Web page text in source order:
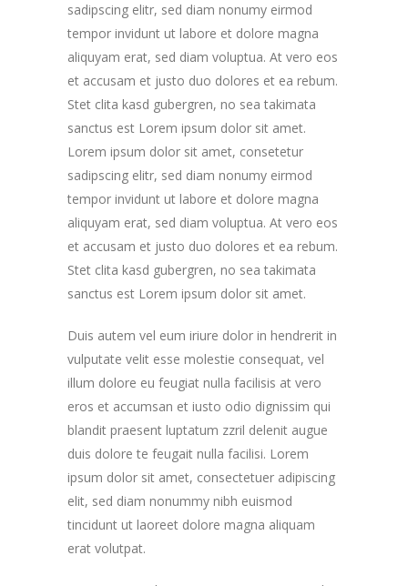
sadipscing elitr, sed diam nonumy eirmod
tempor invidunt ut labore et dolore magna
aliquyam erat, sed diam voluptua. At vero eos
et accusam et justo duo dolores et ea rebum.
Stet clita kasd gubergren, no sea takimata
sanctus est Lorem ipsum dolor sit amet.
Lorem ipsum dolor sit amet, consetetur
sadipscing elitr, sed diam nonumy eirmod
tempor invidunt ut labore et dolore magna
aliquyam erat, sed diam voluptua. At vero eos
et accusam et justo duo dolores et ea rebum.
Stet clita kasd gubergren, no sea takimata
sanctus est Lorem ipsum dolor sit amet.
Duis autem vel eum iriure dolor in hendrerit in
vulputate velit esse molestie consequat, vel
illum dolore eu feugiat nulla facilisis at vero
eros et accumsan et iusto odio dignissim qui
blandit praesent luptatum zzril delenit augue
duis dolore te feugait nulla facilisi. Lorem
ipsum dolor sit amet, consectetuer adipiscing
elit, sed diam nonummy nibh euismod
tincidunt ut laoreet dolore magna aliquam
erat volutpat.